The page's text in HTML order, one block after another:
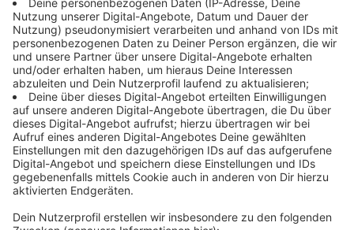
Wetterdienstes und des Landesamts für Natur-,
Umwelt- und Verbraucherschutz. Die Messstationen in
Rheydt und an der Friedrich-Ebert-Straße zeigen etwa:
Von Januar bis Mai sind die Mittelwerte für
Stickstoffdioxid dort um etwa ein Drittel
zurückgegangen. Umwelteinflüsse herausgerechnet,
gab es die tiefsten Werte während des Lockdowns im
März. Der landesweite Jahresvergleich zeigt
außerdem: Gegenüber 2019 sind die Immissionswerte
oft um etwa 20 Prozent zurückgegangen. Das zeige
einen klaren Zusammenhang zwischen geringerem
Verkehr und niedrigerer Schadstoffbelastung, sagt die